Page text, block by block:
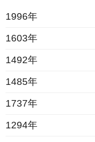
1996年
1603年
1492年
1485年
1737年
1294年